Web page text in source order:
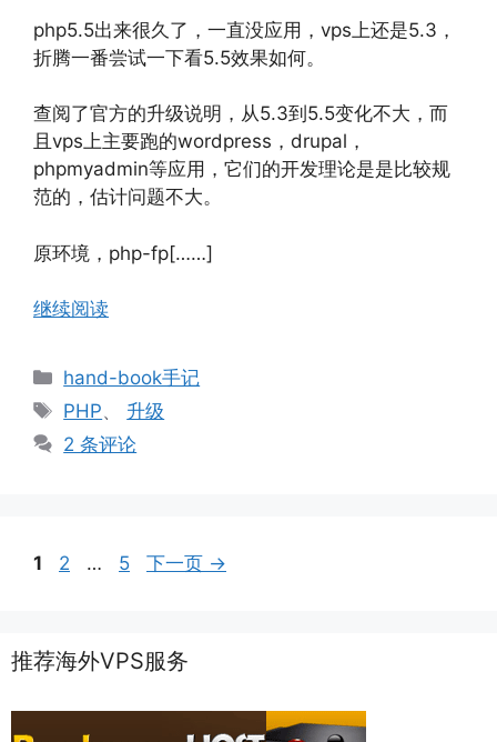
php5.5出来很久了，一直没应用，vps上还是5.3，
折腾一番尝试一下看5.5效果如何。
查阅了官方的升级说明，从5.3到5.5变化不大，而
且vps上主要跑的wordpress，drupal，
phpmyadmin等应用，它们的开发理论是是比较规
范的，估计问题不大。
原环境，php-fp[……]
继续阅读
分
类
hand-book手记
标
签
PHP、 升级
2 条评论
页
1
页
2 …
页
5 下一页 →
推荐海外VPS服务